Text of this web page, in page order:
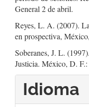
General 2 de abril.
Reyes, L. A. (2007).
en prospectiva,
Soberanes, J. L.
Justicia. México, D.
Idioma